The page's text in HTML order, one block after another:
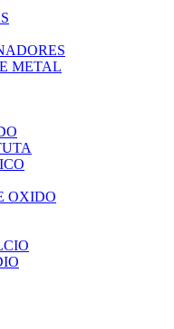
METAL
OXIDO